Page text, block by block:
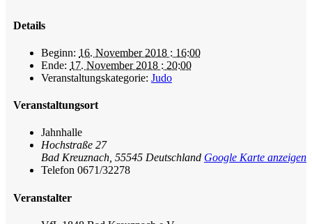
Details
Beginn: 16. November 2018 : 16:00
Ende: 17. November 2018 : 20:00
Veranstaltungskategorie: Judo
Veranstaltungsort
Jahnhalle
Hochstraße 27
Bad Kreuznach 55545 Deutschland Google Karte anzeigen
Telefon 0671/32278
Veranstalter